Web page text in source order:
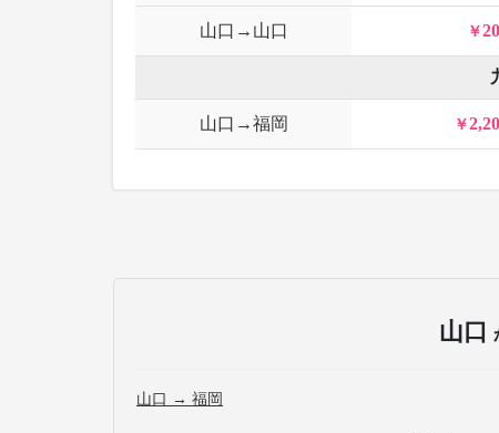
山口→山口
山口→福岡
山口
山口 → 福岡